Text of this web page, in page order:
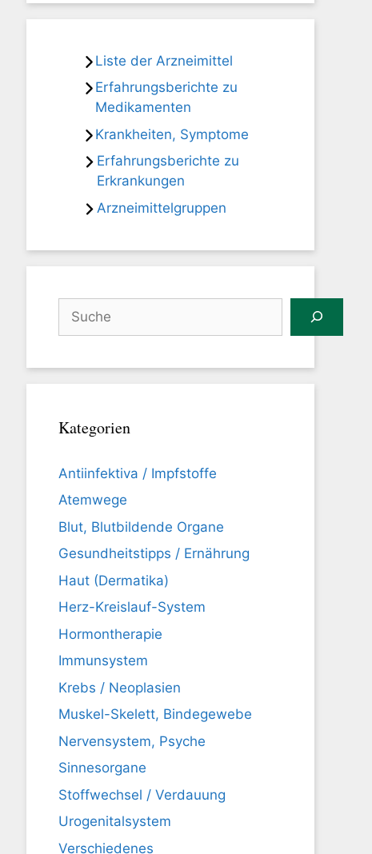
Liste der Arzneimittel
Erfahrungsberichte zu
Medikamenten
Krankheiten, Symptome
Erfahrungsberichte zu
Erkrankungen
Arzneimittelgruppen
Kategorien
Antiinfektiva / Impfstoffe
Atemwege
Blut, Blutbildende Organe
Gesundheitstipps / Ernährung
Haut (Dermatika)
Herz-Kreislauf-System
Hormontherapie
Immunsystem
Krebs / Neoplasien
Muskel-Skelett, Bindegewebe
Nervensystem, Psyche
Sinnesorgane
Stoffwechsel / Verdauung
Urogenitalsystem
Verschiedenes